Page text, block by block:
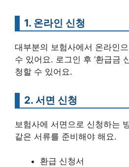
1. 온라인 신청
대부분의 보험사에서 온라인
수 있어요. 로그인 후 ‘환급금
청할 수 있어요.
2. 서면 신청
보험사에 서면으로 신청하는
같은 서류를 준비해야 해요.
환급 신청서